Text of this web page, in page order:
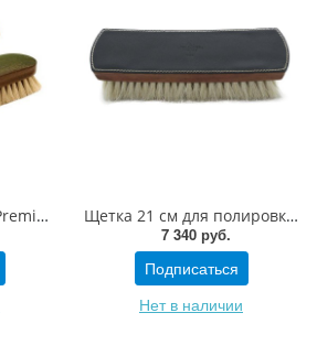
Набор щеток Dasco Premium из ценных пород дерева большая и малая с высококачественным натуральным конским ворсом
Щетка 21 см для полировки кожаная из ценных пород дерева La Cordonnerie
7 340 руб.
Подписаться
Нет в наличии